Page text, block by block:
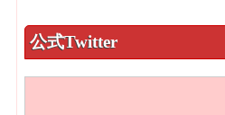
公式Twitter